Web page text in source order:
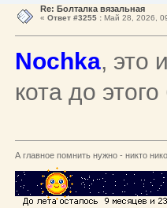
Re: Болталка вязальная
« Ответ #3255 :Май 28, 2026,
Nochka, это
кота до
А главное помнить нужно - никто